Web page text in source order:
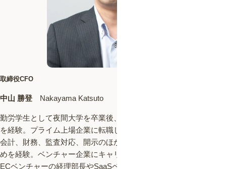
取締役CFO
中山 勝登 Nakayama Katsuto
勤労学生として夜間大学を卒業後、JASDAQ上場企業で経理課長
を経験。プライム上場企業に転職し経理本部マネージャーとして
会計、財務、監査対応、開示のほか海外子会社の設立を取りまと
めを経験。ベンチャー企業にキャリアチェンジ後は、業界最大手
ECベンチャーの経理部長やSaaSベンチャーの取締役管理部門統括